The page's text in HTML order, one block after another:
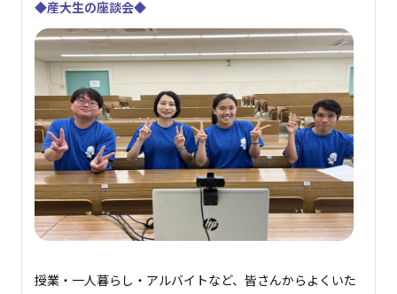
◆産大生の座談会◆
授業・一人暮らし・アルバイトなど、皆さんからよくいた